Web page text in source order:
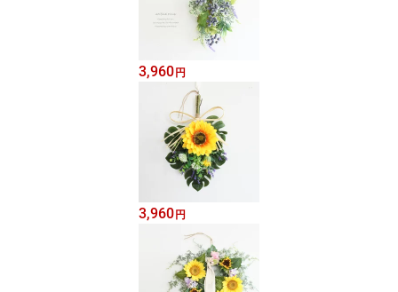
3,960 円
3,960 円